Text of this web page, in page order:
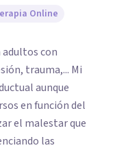
Online
con
trauma,... Mi
en función del
las